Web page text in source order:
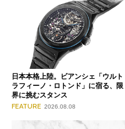
日本本格上陸。ビアンシェ「ウルト
ラフィーノ・ロトンド」に宿る、限
界に挑むスタンス
FEATURE 2026.08.08